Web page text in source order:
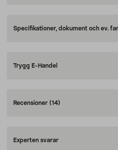
Specifikationer, dokument och ev.
Trygg E-Handel
Recensioner (14)
Experten svarar